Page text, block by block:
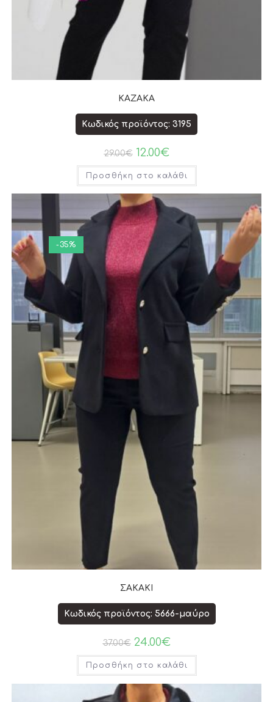
ΚΑΖΑΚΑ
Κωδικός προϊόντος: 3195
29.00€ 12.00€
Προσθήκη στο καλάθι
-35%
ΣΑΚΑΚΙ
Κωδικός προϊόντος: 5666-μαύρο
37.00€ 24.00€
Προσθήκη στο καλάθι